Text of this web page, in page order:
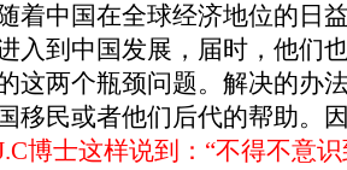
中国在全球经济地位的日益
入到中国发展，届时，他们
这两个瓶颈问题。解决的办
移民或者他们后代的帮助。
博士这样说到：“不得不意